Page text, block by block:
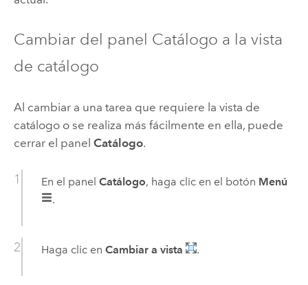
Cambiar del panel Catálogo a la vista
de catálogo
Al cambiar a una tarea que requiere la vista de
catálogo o se realiza más fácilmente en ella, puede
cerrar el panel Catálogo.
En el panel Catálogo, haga clic en el botón Menú
.
Haga clic en Cambiar a vista .